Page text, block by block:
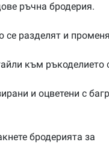
ръчна бродерия.
се разделят и
към ръкоделието
и оцветени с
бродерията за